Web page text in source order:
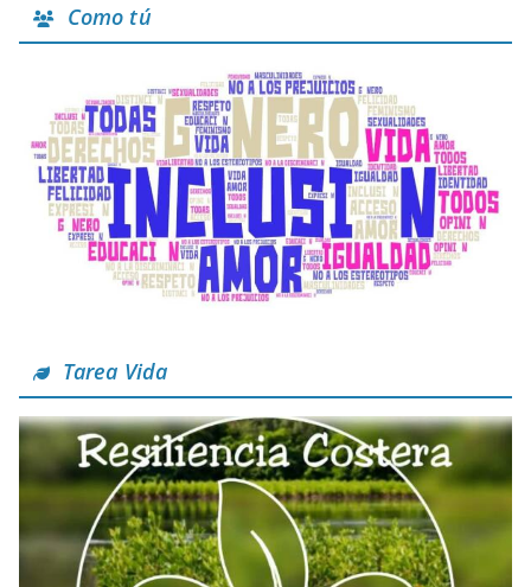
Como tú
Tarea Vida